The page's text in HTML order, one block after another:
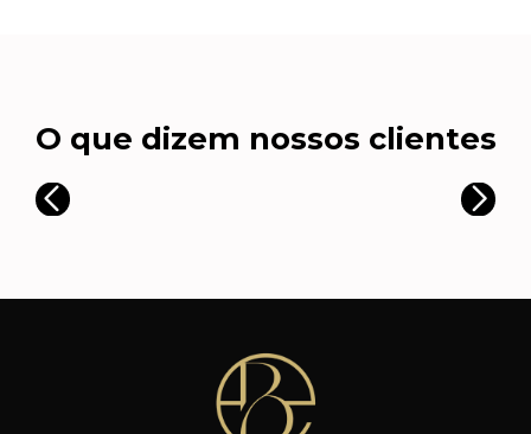
O que dizem nossos clientes